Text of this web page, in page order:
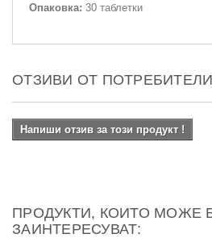
Опаковка: 30 таблетки
ОТЗИВИ ОТ ПОТРЕБИТЕЛИ
Напиши отзив за този продукт !
ПРОДУКТИ, КОИТО МОЖЕ
ЗАИНТЕРЕСУВАТ: